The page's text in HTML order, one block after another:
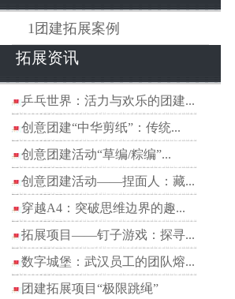
1团建拓展案例
拓展资讯
乒乓世界：活力与欢乐的团建...
创意团建“中华剪纸”：传统...
创意团建活动“草编/粽编”...
创意团建活动——捏面人：藏...
穿越A4：突破思维边界的趣...
拓展项目——钉子游戏：探寻...
数字城堡：武汉员工的团队熔...
团建拓展项目“极限跳绳”